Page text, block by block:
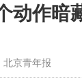
动作暗
北京青年报